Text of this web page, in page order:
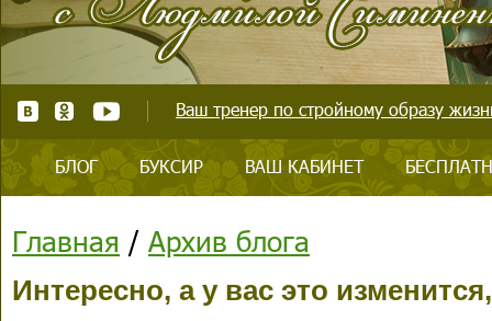
Ваш тренер по стройному образу
БЛОГ БУКСИР ВАШ КАБИНЕТ
Главная / Архив блога
Интересно, а у вас это